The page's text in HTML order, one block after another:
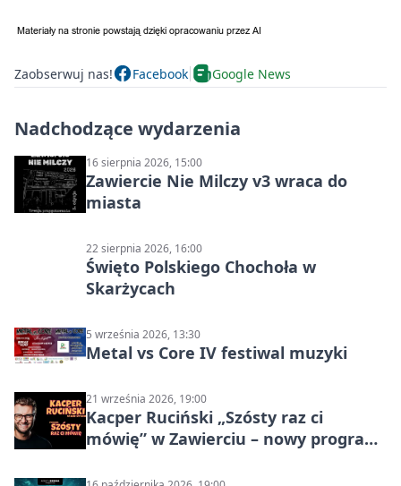
Zaobserwuj nas! Facebook Google News
Nadchodzące wydarzenia
16 sierpnia 2026, 15:00
Zawiercie Nie Milczy v3 wraca do
miasta
22 sierpnia 2026, 16:00
Święto Polskiego Chochoła w
Skarżycach
5 września 2026, 13:30
Metal vs Core IV festiwal muzyki
21 września 2026, 19:00
Kacper Ruciński „Szósty raz ci
mówię” w Zawierciu – nowy program